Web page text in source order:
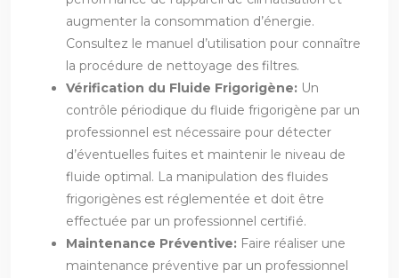
augmenter la consommation d’énergie.
Consultez le manuel d’utilisation pour connaître
la procédure de nettoyage des filtres.
Vérification du Fluide Frigorigène: Un
contrôle périodique du fluide frigorigène par un
professionnel est nécessaire pour détecter
d’éventuelles fuites et maintenir le niveau de
fluide optimal. La manipulation des fluides
frigorigènes est réglementée et doit être
effectuée par un professionnel certifié.
Maintenance Préventive: Faire réaliser une
maintenance préventive par un professionnel